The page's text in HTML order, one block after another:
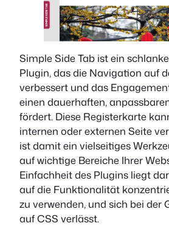
Simple Side Tab ist ein
Plugin, das die Navigation auf
verbessert und das
einen dauerhaften,
fördert. Diese Registerkarte
internen oder externen Seite
ist damit ein vielseitiges
auf wichtige Bereiche Ihrer
Einfachheit des Plugins liegt
auf die Funktionalität
zu verwenden, und sich bei der
auf CSS verlässt.